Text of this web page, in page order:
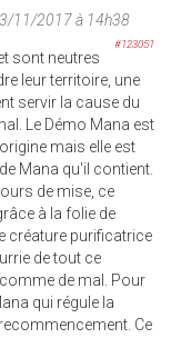
11/2017 à 14h38
#123051
sont neutres
leur territoire, une
servir la cause du
Le Démo Mana est
mais elle est
Mana qu'il contient.
de mise, ce
à la folie de
créature purificatrice
de tout ce
de mal. Pour
qui régule la
Ce